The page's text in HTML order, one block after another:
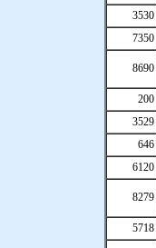
3530
7350
8690
200
3529
646
6120
8279
5718